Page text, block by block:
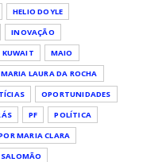
HELIO DOYLE
INOVAÇÃO
KUWAIT
MAIO
LAURA DA ROCHA
OPORTUNIDADES
PF
POLÍTICA
MARIA CLARA